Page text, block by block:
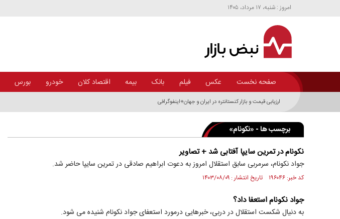
امروز : شنبه، ۱۷ مرداد، ۱۴۰۵
صفحه نخست عکس فیلم بانک بیمه اقتصاد کلان خودرو بورس
ارزیابی قیمت و بازار کنستانتره در ایران و جهان+اینفوگرافی
برچسب ها - «نکونام»
نکونام در تمرین سایپا آفتابی شد + تصاویر
جواد نکونام، سرمربی سابق استقلال امروز به دعوت ابراهیم صادقی در تمرین سایپا حاضر شد.
کد خبر: ۱۹۶۰۴۶ تاریخ انتشار : ۱۴۰۳/۰۸/۰۹
جواد نکونام استعفا داد؟
به دنیال شکست استقلال در دربی، خبرهایی درمورد استعفای جواد نکونام شنیده می شود.